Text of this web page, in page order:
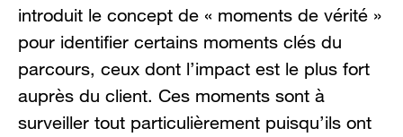
introduit le concept de « moments de vérité »
pour identifier certains moments clés du
parcours, ceux dont l’impact est le plus fort
auprès du client. Ces moments sont à
surveiller tout particulièrement puisqu’ils ont